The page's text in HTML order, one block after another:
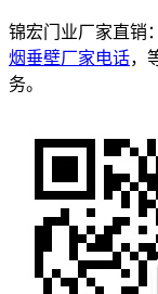
锦宏门业厂家直销：
烟垂壁厂家电话，
务。